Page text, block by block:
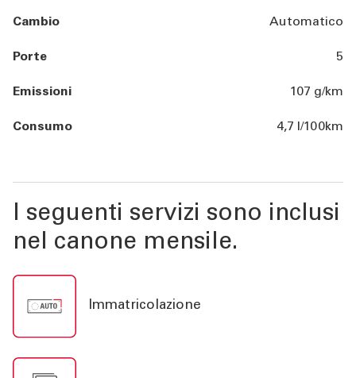
Cambio Automatico
Porte 5
Emissioni 107 g/km
Consumo 4,7 l/100km
I seguenti servizi sono inclusi
nel canone mensile.
Immatricolazione